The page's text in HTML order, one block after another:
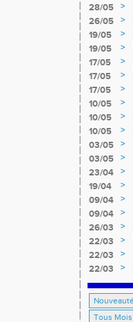
28/05
>
26/05
>
19/05
>
19/05
>
17/05 >
17/05
>
17/05
>
10/05
>
10/05
>
10/05
>
03/05
>
03/05
>
23/04
>
19/04 >
09/04
>
09/04
>
26/03 >
22/03 >
22/03
>
22/03
>